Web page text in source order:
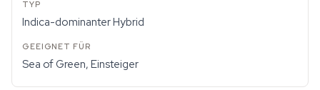
Indica-dominanter Hybrid
Sea of Green, Einsteiger